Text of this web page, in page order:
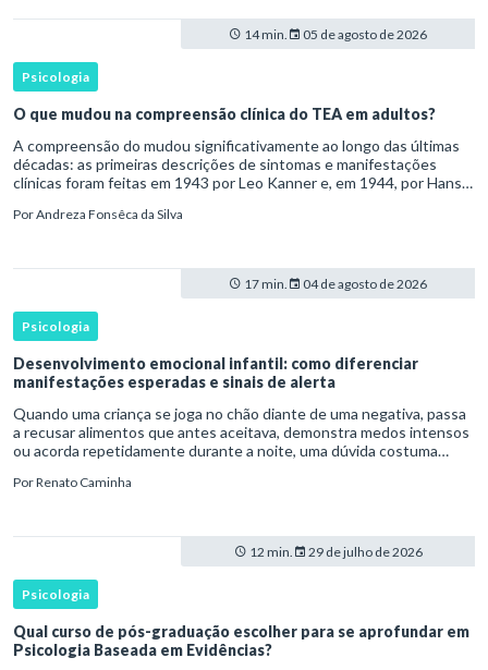
14 min. 05 de agosto de 2026
Psicologia
O que mudou na compreensão clínica do TEA em adultos?
A compreensão do mudou significativamente ao longo das últimas
décadas: as primeiras descrições de sintomas e manifestações
clínicas foram feitas em 1943 por Leo Kanner e, em 1944, por Hans
PorAndreza Fonsêca da Silva
17 min. 04 de agosto de 2026
Psicologia
Desenvolvimento emocional infantil: como diferenciar
manifestações esperadas e sinais de alerta
Quando uma criança se joga no chão diante de uma negativa, passa
a recusar alimentos que antes aceitava, demonstra medos intensos
ou acorda repetidamente durante a noite, uma dúvida costuma
PorRenato Caminha
12 min. 29 de julho de 2026
Psicologia
Qual curso de pós-graduação escolher para se aprofundar em
Psicologia Baseada em Evidências?